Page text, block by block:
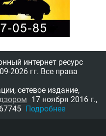
интернет ресурс
2026 гг. Все права
сетевое издание,
17 ноября 2016 г.,
Подробнее